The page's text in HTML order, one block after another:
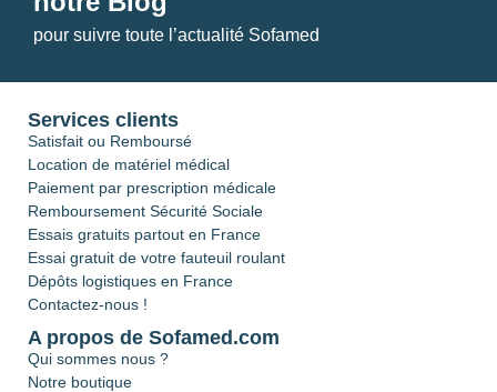
pour suivre toute l’actualité Sofamed
Services clients
Satisfait ou Remboursé
Location de matériel médical
Paiement par prescription médicale
Remboursement Sécurité Sociale
Essais gratuits partout en France
Essai gratuit de votre fauteuil roulant
Dépôts logistiques en France
Contactez-nous !
A propos de Sofamed.com
Qui sommes nous ?
Notre boutique